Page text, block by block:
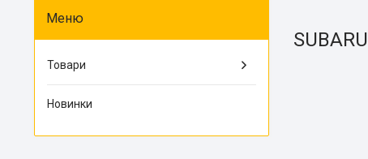
SUBARU
Товари
Новинки